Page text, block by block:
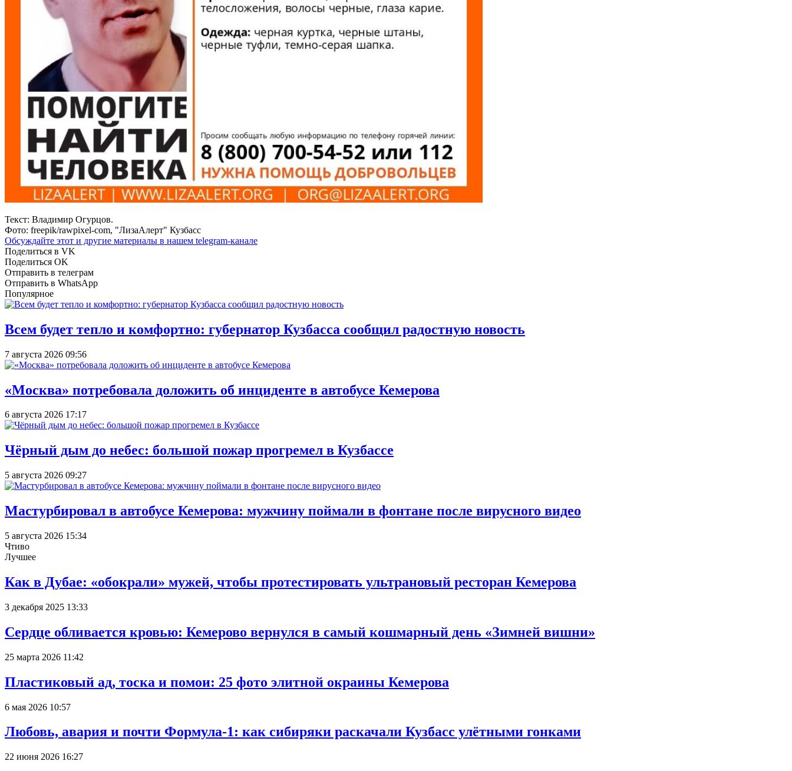
Текст: Владимир Огурцов.
Фото: freepik/rawpixel-com, "ЛизаАлерт" Кузбасс
Обсуждайте этот и другие материалы в нашем telegram-канале
Поделиться в VK
Поделиться OK
Отправить в телеграм
Отправить в WhatsApp
Популярное
Всем будет тепло и комфортно: губернатор Кузбасса сообщил радостную новость
7 августа 2026 09:56
«Москва» потребовала доложить об инциденте в автобусе Кемерова
6 августа 2026 17:17
Чёрный дым до небес: большой пожар прогремел в Кузбассе
5 августа 2026 09:27
Мастурбировал в автобусе Кемерова: мужчину поймали в фонтане после вирусного видео
5 августа 2026 15:34
Чтиво
Лучшее
Как в Дубае: «обокрали» мужей, чтобы протестировать ультрановый ресторан Кемерова
3 декабря 2025 13:33
Сердце обливается кровью: Кемерово вернулся в самый кошмарный день «Зимней вишни»
25 марта 2026 11:42
Пластиковый ад, тоска и помои: 25 фото элитной окраины Кемерова
6 мая 2026 10:57
Любовь, авария и почти Формула-1: как сибиряки раскачали Кузбасс улётными гонками
22 июня 2026 16:27